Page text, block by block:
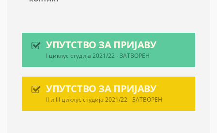
УПУТСТВО ЗА ПРИЈАВУ
I циклус студија 2021/22 - ЗАТВОРЕН
УПУТСТВО ЗА ПРИЈАВУ
II и III циклус студија 2021/22 - ЗАТВОРЕН